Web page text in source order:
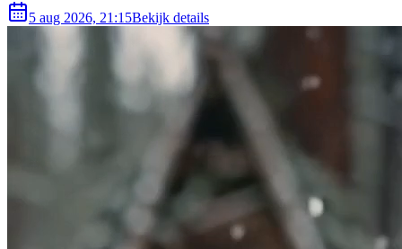
5 aug 2026, 21:15Bekijk details